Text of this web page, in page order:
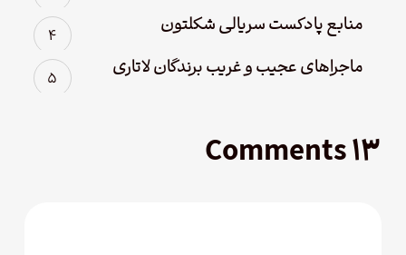
منابع پادکست سریالی شکلتون
ماجراهای عجیب و غریب برندگان لاتاری
۱۳ Comments